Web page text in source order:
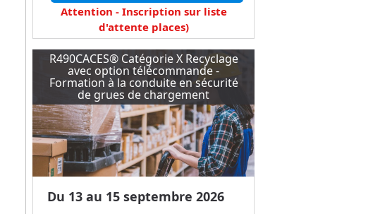
Attention - Inscription sur liste
d'attente places)
R490CACES® Catégorie X Recyclage
avec option télécommande -
Formation à la conduite en sécurité
de grues de chargement
Du 13 au 15 septembre 2026